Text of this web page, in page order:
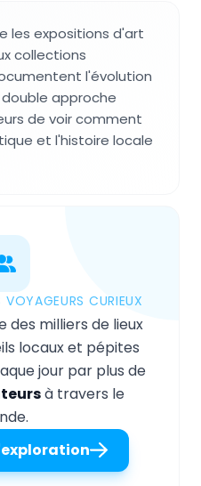
les expositions d'art
collections
l'évolution
approche
de voir comment
et l'histoire locale
CURIEUX
des milliers de lieux
locaux et pépites
jour par plus de
à travers le